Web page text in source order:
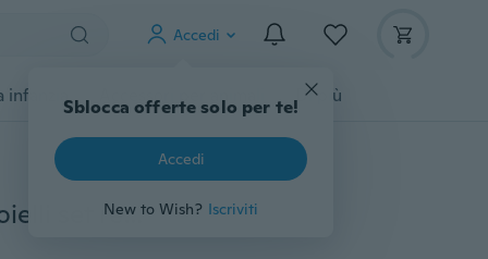
Accedi
Sblocca offerte solo per te!
Accedi
New to Wish? Iscriviti
infanzia Accessori per animali Di più
4 pezzi moda carino bambino bambini fiori collana gioielli set regalo preferito per bambini